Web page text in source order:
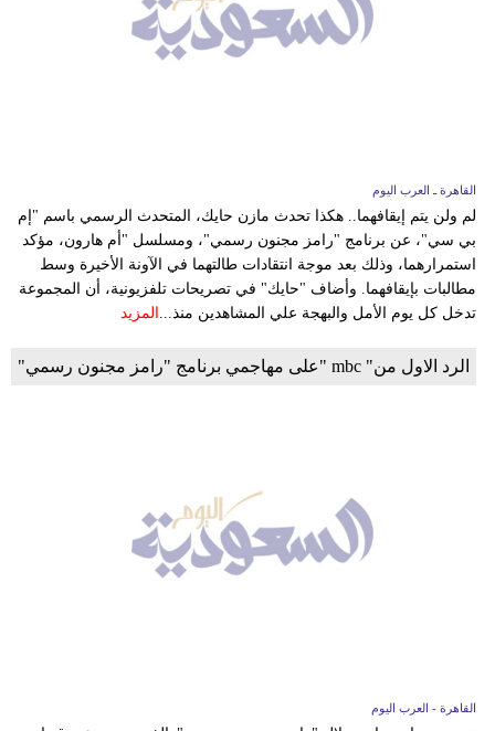
القاهرة ـ العرب اليوم
لم ولن يتم إيقافهما.. هكذا تحدث مازن حايك، المتحدث الرسمي باسم "إم
بي سي"، عن برنامج "رامز مجنون رسمي"، ومسلسل "أم هارون، مؤكد
استمرارهما، وذلك بعد موجة انتقادات طالتهما في الآونة الأخيرة وسط
مطالبات بإيقافهما. وأضاف "حايك" في تصريحات تلفزيونية، أن المجموعة
تدخل كل يوم الأمل والبهجة علي المشاهدين منذ...
المزيد
الرد الاول من" mbc "على مهاجمي برنامج "رامز مجنون رسمي"
القاهرة - العرب اليوم